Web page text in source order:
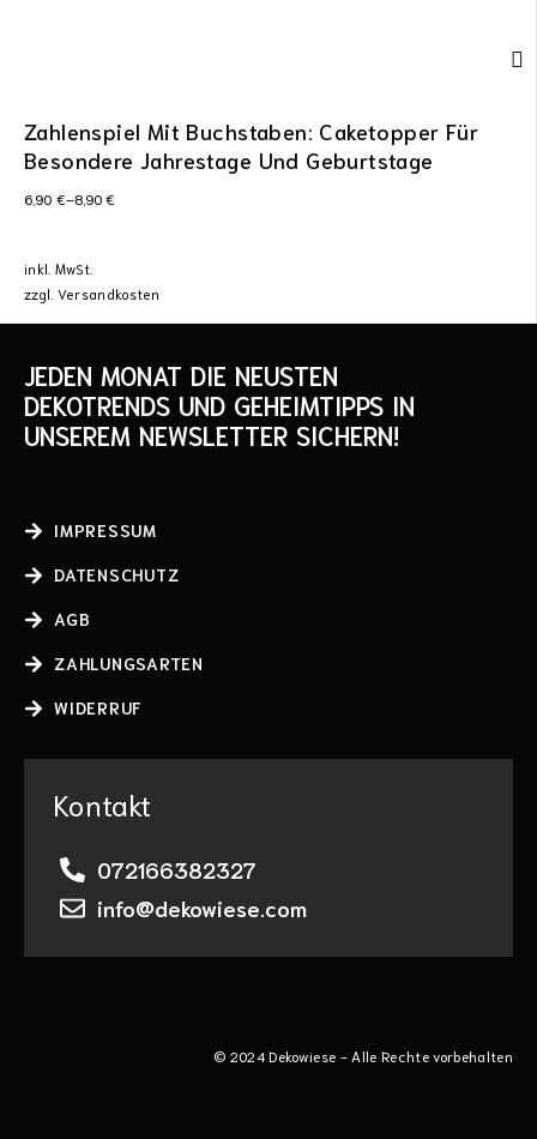
Zahlenspiel Mit Buchstaben: Caketopper Für
Besondere Jahrestage Und Geburtstage
6,90 €–8,90€
inkl. MwSt.
zzgl. Versandkosten
JEDEN MONAT DIE NEUSTEN
DEKOTRENDS UND GEHEIMTIPPS IN
UNSEREM NEWSLETTER SICHERN!
IMPRESSUM
DATENSCHUTZ
AGB
ZAHLUNGSARTEN
WIDERRUF
Kontakt
072166382327
info@dekowiese.com
© 2024 Dekowiese - Alle Rechte vorbehalten